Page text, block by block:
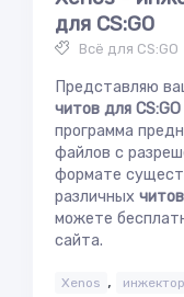
для CS:GO
Всё для CS:GO
Представляю
читов для
программа
файлов с
формате
различных
можете
сайта.
Xenos , инжектор